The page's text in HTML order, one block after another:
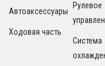
Автоаксессуары
Ходовая часть
Рулевое
Система